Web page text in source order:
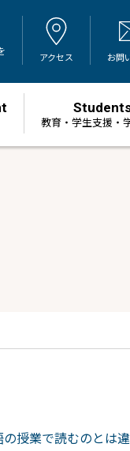
アクセス お問
教育・学生支援・
授業で読むのとは